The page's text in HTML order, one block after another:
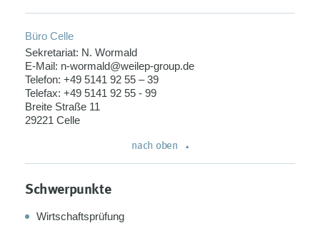
Büro Celle
Sekretariat: N. Wormald
E-Mail: n-wormald@weilep-group.de
Telefon: +49 5141 92 55 – 39
Telefax: +49 5141 92 55 - 99
Breite Straße 11
29221 Celle
nach oben
Schwerpunkte
Wirtschaftsprüfung